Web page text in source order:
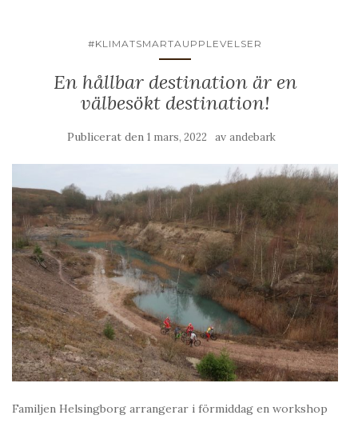
#KLIMATSMARTAUPPLEVELSER
En hållbar destination är en
välbesökt destination!
Publicerat den 1 mars, 2022 av andebark
Familjen Helsingborg arrangerar i förmiddag en workshop